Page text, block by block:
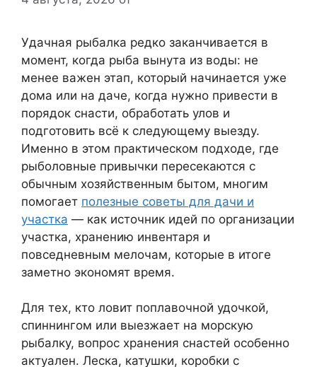
Удачная рыбалка редко заканчивается в
момент, когда рыба вынута из воды: не
менее важен этап, который начинается уже
дома или на даче, когда нужно привести в
порядок снасти, обработать улов и
подготовить всё к следующему выезду.
Именно в этом практическом подходе, где
рыболовные привычки пересекаются с
обычным хозяйственным бытом, многим
помогает полезные советы для дачи и
участка — как источник идей по организации
участка, хранению инвентаря и
повседневным мелочам, которые в итоге
заметно экономят время.
Для тех, кто ловит поплавочной удочкой,
спиннингом или выезжает на морскую
рыбалку, вопрос хранения снастей особенно
актуален. Леска, катушки, коробки с